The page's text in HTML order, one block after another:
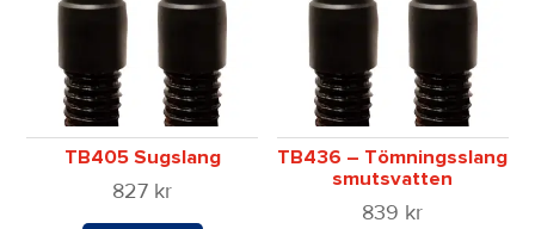
TB405 Sugslang
827 kr
TB436 – Tömningsslang
smutsvatten
839 kr